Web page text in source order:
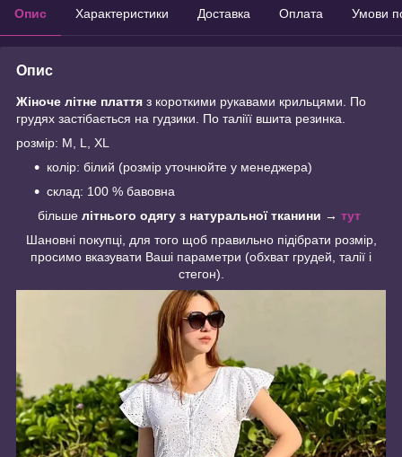
Опис Характеристики Доставка Оплата Умови
Опис
Жіноче літне плаття з короткими рукавами крильцями. По
грудях застібається на гудзики. По таліїї вшита резинка.
розмір: M, L, XL
колір: білий (розмір уточнюйте у менеджера)
склад: 100 % бавовна
більше літнього одягу з натуральної тканини → тут
Шановні покупці, для того щоб правильно підібрати розмір,
просимо вказувати Ваші параметри (обхват грудей, талії і
стегон).